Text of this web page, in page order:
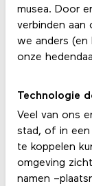
musea. Door
verbinden aan
we anders (en
onze
Technologie
Veel van ons
stad, of in een
te koppelen
omgeving
namen